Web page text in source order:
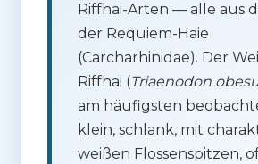
Riffhai-Arten — alle aus
der Requiem-Haie
(Carcharhinidae). Der
Riffhai (Triaenodon
am häufigsten
klein, schlank, mit
weißen Flossenspitzen,